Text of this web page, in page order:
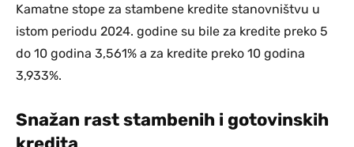
Kamatne stope za stambene kredite stanovništvu u
istom periodu 2024. godine su bile za kredite preko 5
do 10 godina 3,561% a za kredite preko 10 godina
3,933%.
Snažan rast stambenih i gotovinskih